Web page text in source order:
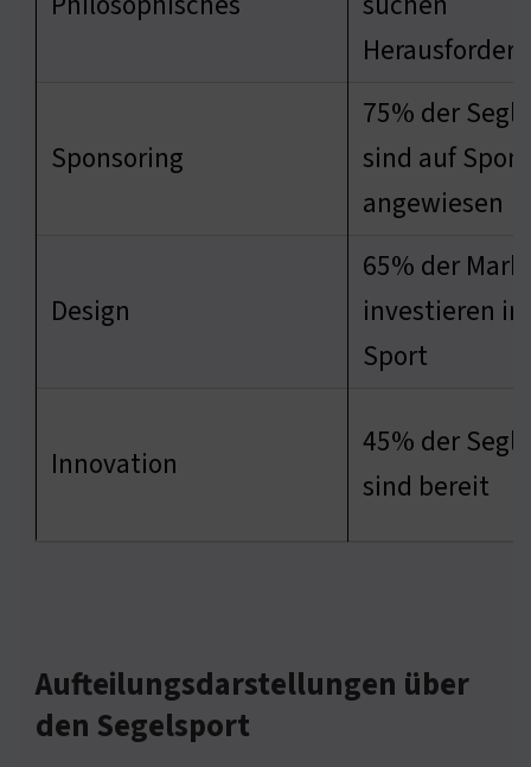
Sponsoring
75% der
sind auf
angewiesen
Design
65% der
investieren in
Sport
Innovation
45% der
sind bereit
Aufteilungsdarstellungen über
den Segelsport